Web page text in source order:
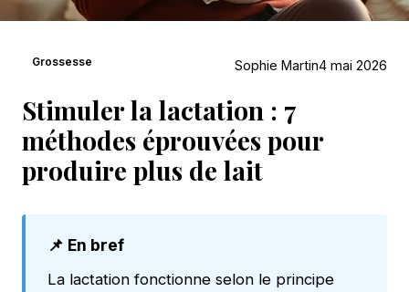
Grossesse Sophie Martin4 mai 2026
Stimuler la lactation : 7
méthodes éprouvées pour
produire plus de lait
📌 En bref
La lactation fonctionne selon le principe